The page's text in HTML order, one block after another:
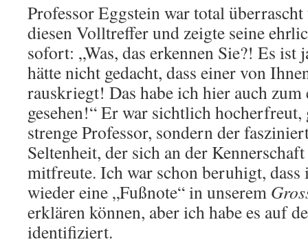
Professor Eggstein war total
diesen Volltreffer und zeigte seine
sofort: „Was, das erkennen Sie?! Es ist
hätte nicht gedacht, dass einer von
rauskriegt! Das habe ich hier auch
gesehen!“ Er war sichtlich
strenge Professor, sondern der
Seltenheit, der sich an der
mitfreute. Ich war schon beruhigt, dass
wieder eine „Fußnote“ in unserem
erklären können, aber ich habe es auf
identifiziert.